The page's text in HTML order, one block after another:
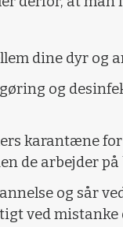
dine dyr og
og
karantæne
de arbejder
og sår
ved mistanke